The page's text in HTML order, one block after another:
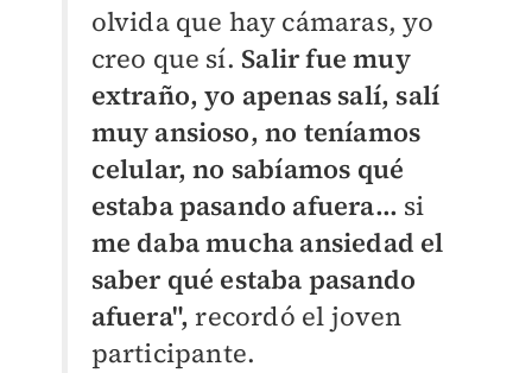
olvida que hay cámaras, yo
creo que sí. Salir fue muy
extraño, yo apenas salí, salí
muy ansioso, no teníamos
celular, no sabíamos qué
estaba pasando afuera… si
me daba mucha ansiedad el
saber qué estaba pasando
afuera", recordó el joven
participante.